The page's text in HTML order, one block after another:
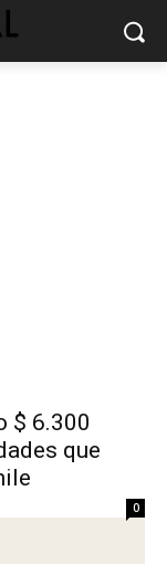
$ 6.300
que
0